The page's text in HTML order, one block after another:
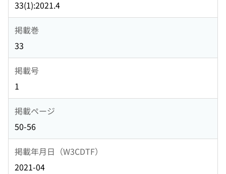
33(1):2021.4
掲載巻
33
掲載号
1
掲載ページ
50-56
掲載年月日（W3CDTF）
2021-04